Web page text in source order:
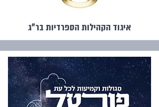
איגוד הקהילות הספרדיות בר"ג